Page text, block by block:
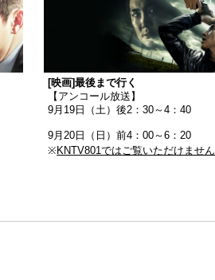
[映画]最後まで行く
【アンコール放送】
9月19日（土）後2：30～4：40
9月20日（日）前4：00～6：20
※ KNTV801ではご覧いただけません